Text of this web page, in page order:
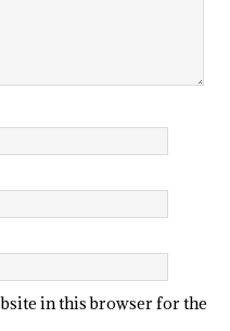
in this browser for the